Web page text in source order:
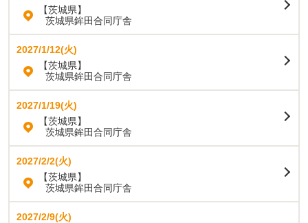
【茨城県】
茨城県鉾田合同庁舎
2027/1/12(火)
【茨城県】
茨城県鉾田合同庁舎
2027/1/19(火)
【茨城県】
茨城県鉾田合同庁舎
2027/2/2(火)
【茨城県】
茨城県鉾田合同庁舎
2027/2/9(火)